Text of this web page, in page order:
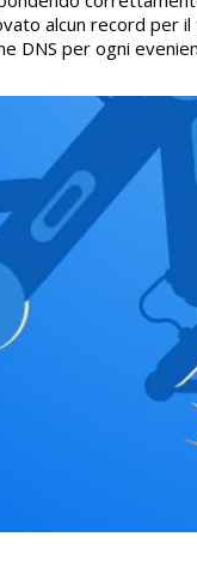
alcun record per
DNS per ogni